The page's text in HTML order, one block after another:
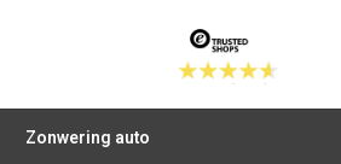
Zonwering auto